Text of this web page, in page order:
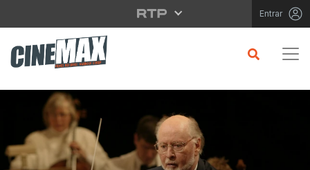
Saltar para o conteúdo principal Entrar